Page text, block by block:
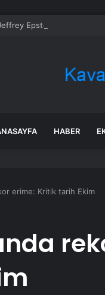
Epstein’ın ortağı
HABER
erime: Kritik tarih Ekim